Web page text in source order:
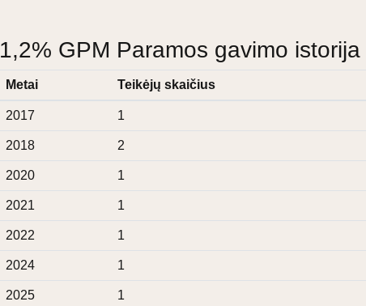
1,2% GPM Paramos gavimo istorija
Metai Teikėjų skaičius
2017 1
2018 2
2020 1
2021 1
2022 1
2024 1
2025 1